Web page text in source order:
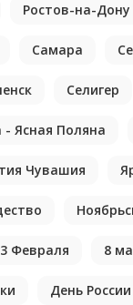
Ростов-на-Дону
Самара
Селигер
- Ясная Поляна
Чувашия
Февраля 8
День